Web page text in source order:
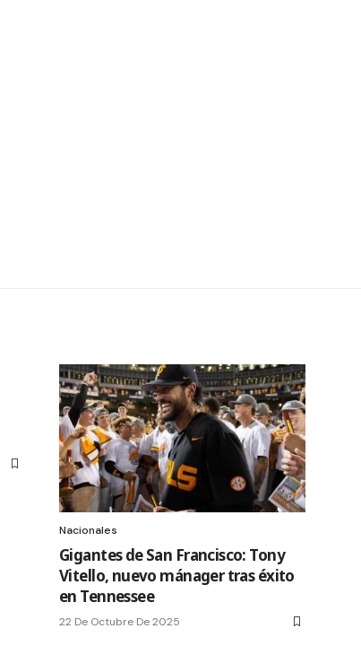
Nacionales
Gigantes de San Francisco: Tony
Vitello, nuevo mánager tras éxito
en Tennessee
22 De Octubre De 2025